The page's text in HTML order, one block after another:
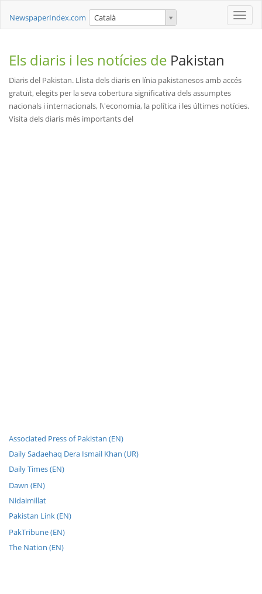
Toggle
NewspaperIndex.com Català
Els diaris i les notícies de Pakistan
Diaris del Pakistan. Llista dels diaris en línia pakistanesos amb accés
gratuït, elegits per la seva cobertura significativa dels assumptes
nacionals i internacionals, l\'economia, la política i les últimes notícies.
Visita dels diaris més importants del
Associated Press of Pakistan (EN)
Daily Sadaehaq Dera Ismail Khan (UR)
Daily Times (EN)
Dawn (EN)
Nidaimillat
Pakistan Link (EN)
PakTribune (EN)
The Nation (EN)